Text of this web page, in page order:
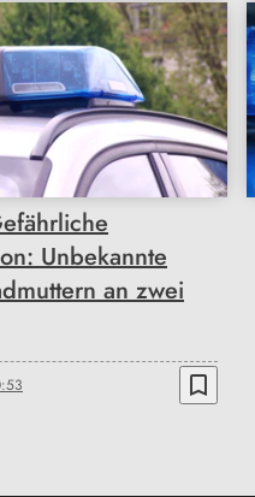
Unbekannte
an zwei
bookmark_border